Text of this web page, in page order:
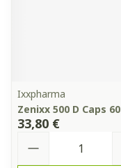
Ixxpharma
Zenixx 500 D Caps 60
33,80 €